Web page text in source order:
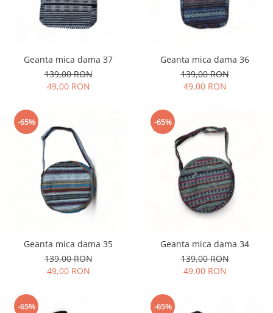
Geanta mica dama 37
139,00 RON
49,00 RON
Geanta mica dama 36
139,00 RON
49,00 RON
-65%
Geanta mica dama 35
139,00 RON
49,00 RON
-65%
Geanta mica dama 34
139,00 RON
49,00 RON
-65% -65%